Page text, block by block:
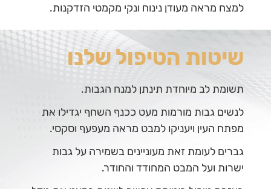
למצח מראה מעודן נינוח ונקי מקמטי הזדקנות.
שיטות הטיפול שלנו
תשומת לב מיוחדת תינתן למנח הגבות.
לנשים גבות מורמות מעט ככנף השחף יגדילו את
מפתח העין ויעניקו למבט מראה מעפעף וסקסי.
גברים לעומת זאת מעוניינים בשמירה על גבות
ישרות ועל המבט המחודד והחודר.